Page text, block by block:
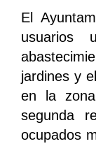
El
usuarios
jardines y
en la
segunda
ocupados